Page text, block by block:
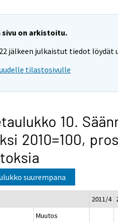
sivu on arkistoitu.
jälkeen julkaistut tiedot
tilastosivulle
10.
2010=100,
suurempana
2011/4
Muutos